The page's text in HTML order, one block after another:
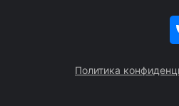
Политика